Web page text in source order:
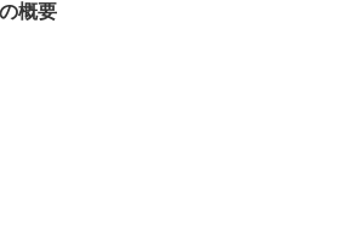
概要